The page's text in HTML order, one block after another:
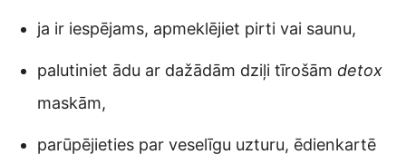
ja ir iespējams, apmeklējiet pirti vai saunu,
palutiniet ādu ar dažādām dziļi tīrošām detox
maskām,
parūpējieties par veselīgu uzturu, ēdienkartē